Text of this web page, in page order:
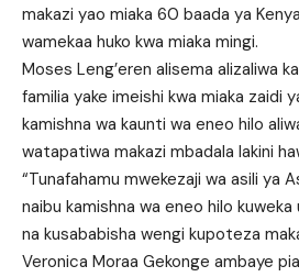
makazi yao miaka 60 baada ya
wamekaa huko kwa miaka mingi.
Moses Leng’eren alisema alizaliwa
familia yake imeishi kwa miaka zaidi
kamishna wa kaunti wa eneo hilo
watapatiwa makazi mbadala lakini
“Tunafahamu mwekezaji wa asili ya
naibu kamishna wa eneo hilo
na kusababisha wengi kupoteza
Veronica Moraa Gekonge ambaye